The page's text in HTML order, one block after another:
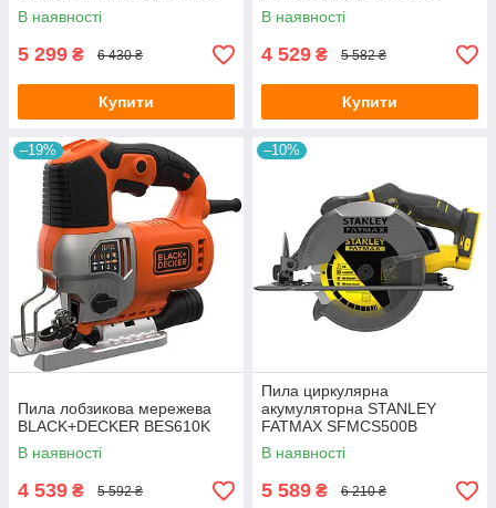
В наявності
5 299 ₴ 6 430 ₴
Купити
В наявності
4 529 ₴ 5 582 ₴
Купити
–19%
Пила лобзикова мережева
BLACK+DECKER BES610K
В наявності
4 539 ₴ 5 592 ₴
–10%
Пила циркулярна
акумуляторна STANLEY
FATMAX SFMCS500B
В наявності
5 589 ₴ 6 210 ₴